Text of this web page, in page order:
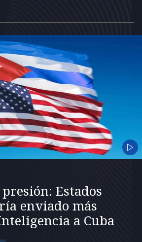
Estados
enviado más
a Cuba